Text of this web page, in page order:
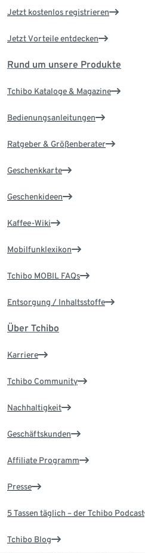
Jetzt kostenlos registrieren
Jetzt Vorteile entdecken
Rund um unsere Produkte
Tchibo Kataloge & Magazine
Bedienungsanleitungen
Ratgeber & Größenberater
Geschenkkarte
Geschenkideen
Kaffee-Wiki
Mobilfunklexikon
Tchibo MOBIL FAQs
Entsorgung / Inhaltsstoffe
Über Tchibo
Karriere
Tchibo Community
Nachhaltigkeit
Geschäftskunden
Affiliate Programm
Presse
5 Tassen täglich – der Tchibo Podcast
Tchibo Blog